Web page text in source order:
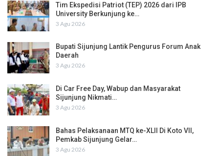
Tim Ekspedisi Patriot (TEP) 2026 dari IPB
University Berkunjung ke…
3 Agu 2026
Bupati Sijunjung Lantik Pengurus Forum Anak
Daerah
3 Agu 2026
Di Car Free Day, Wabup dan Masyarakat
Sijunjung Nikmati…
3 Agu 2026
Bahas Pelaksanaan MTQ ke-XLII Di Koto VII,
Pemkab Sijunjung Gelar…
3 Agu 2026